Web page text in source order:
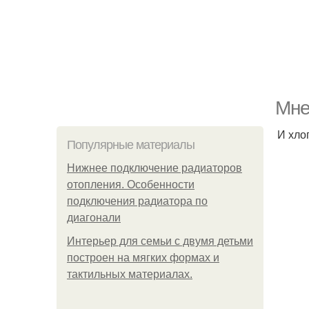
Популярные материалы
Нижнее подключение радиаторов
отопления. Особенности
подключения радиатора по
диагонали
Интерьер для семьи с двумя детьми
построен на мягких формах и
тактильных материалах.
И